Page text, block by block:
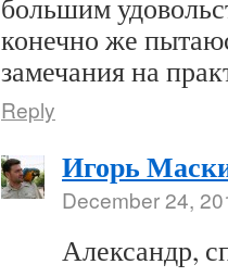
большим
конечно же
замечания на
Reply
Игорь
December 24,
Александр,